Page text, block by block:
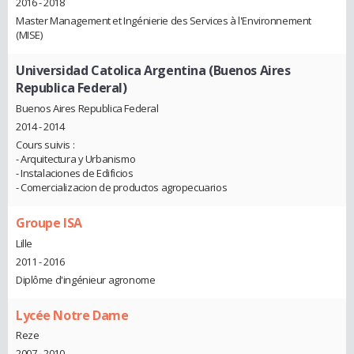
Master Management et Ingénierie des Services à l'Environnement
(MISE)
Universidad Catolica Argentina (Buenos Aires
Republica Federal)
Buenos Aires Republica Federal
2014 - 2014
Cours suivis :
- Arquitectura y Urbanismo
- Instalaciones de Edificios
- Comercializacion de productos agropecuarios
Groupe ISA
Lille
2011 - 2016
Diplôme d'ingénieur agronome
Lycée Notre Dame
Reze